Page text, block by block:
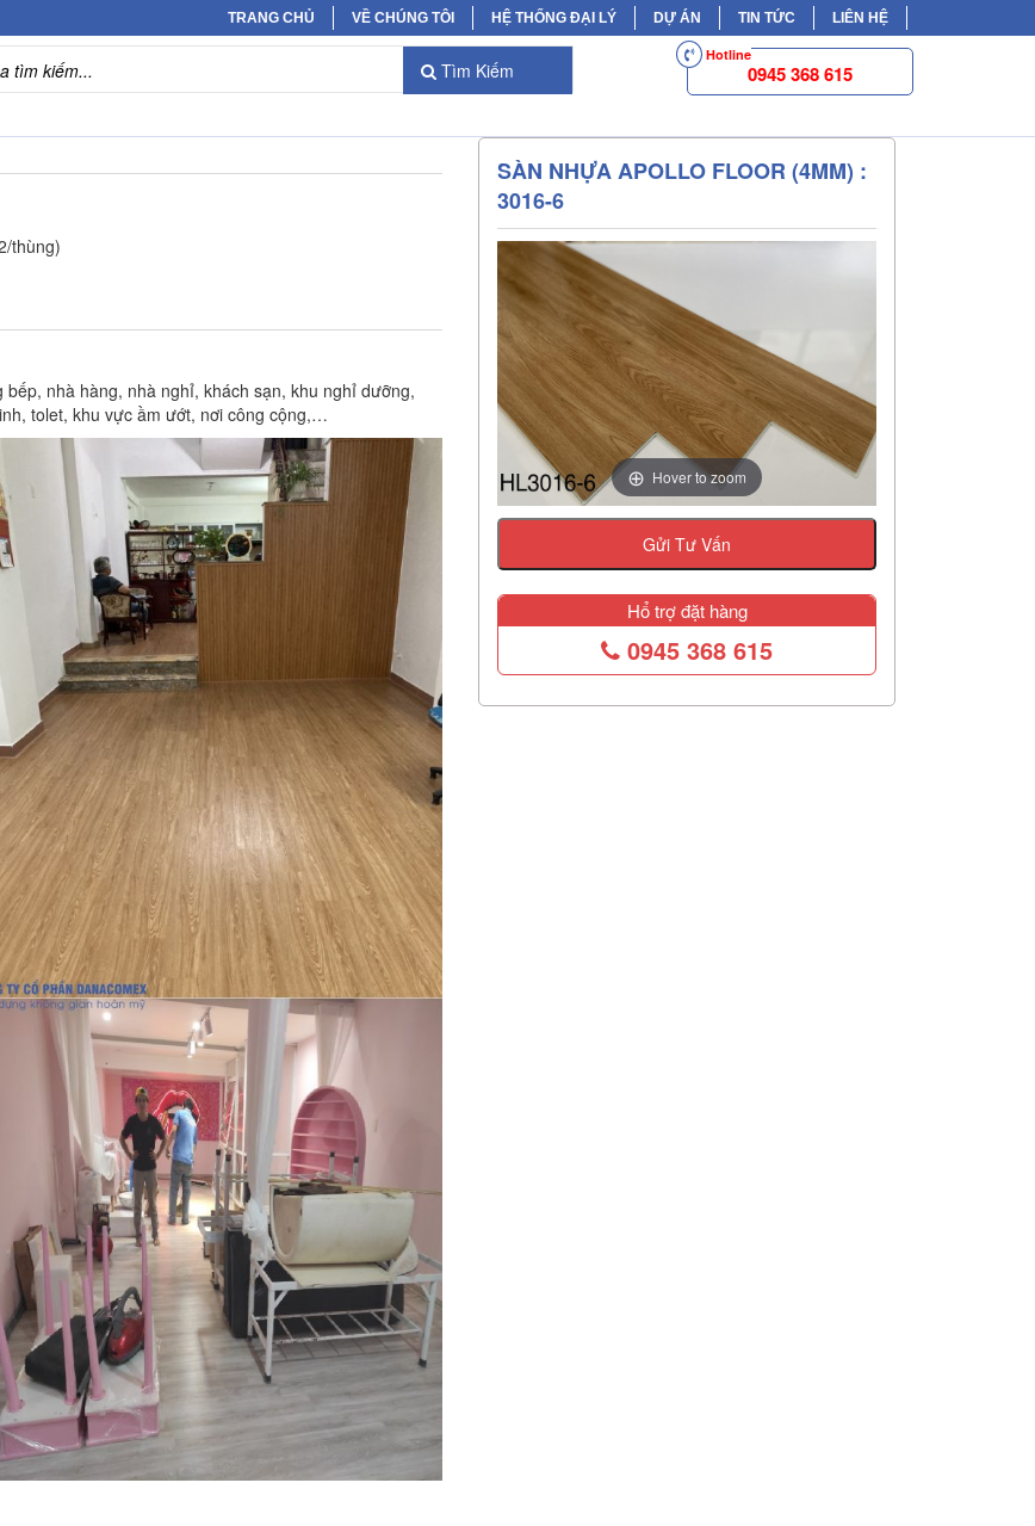
TRANG CHỦ VỀ CHÚNG TÔI HỆ THỐNG ĐẠI LÝ DỰ ÁN TIN TỨC LIÊN HỆ
Tìm Kiếm 0945 368 615
Hotline
thùng)
nhà hàng, nhà nghỉ, khách sạn, khu nghỉ dưỡng,
tolet, khu vực ầm ướt, nơi công cộng,…
SÀN NHỰA APOLLO FLOOR (4MM) :
3016-6
Hover to zoom
Gửi Tư Vấn
Hổ trợ đặt hàng
0945 368 615